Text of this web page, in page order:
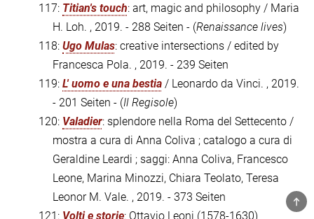
117: Titian's touch: art, magic and philosophy / Maria
H. Loh. , 2019. - 288 Seiten - (Renaissance lives)
118: Ugo Mulas: creative intersections / edited by
Francesca Pola. , 2019. - 239 Seiten
119: L' uomo e una bestia / Leonardo da Vinci. , 2019.
- 201 Seiten - (Il Regisole)
120: Valadier: splendore nella Roma del Settecento /
mostra a cura di Anna Coliva ; catalogo a cura di
Geraldine Leardi ; saggi: Anna Coliva, Francesco
Leone, Marina Minozzi, Chiara Teolato, Teresa
Leonor M. Vale. , 2019. - 373 Seiten
121: Volti e storie: Ottavio Leoni (1578-1630)
TOP